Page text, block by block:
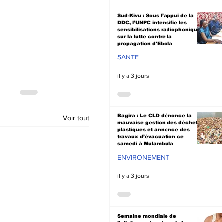
Voir tout
Sud-Kivu : Sous l’appui de la
DDC, l’UNPC intensifie les
sensibilisations radiophoniques
sur la lutte contre la
propagation d'Ebola
SANTE
il y a 3 jours
Bagira : Le CLD dénonce la
mauvaise gestion des déchets
plastiques et annonce des
travaux d’évacuation ce
samedi à Mulambula
ENVIRONEMENT
il y a 3 jours
Semaine mondiale de